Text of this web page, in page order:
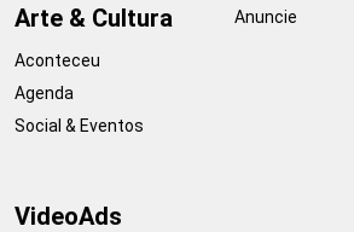
Arte & Cultura
Aconteceu
Agenda
Social & Eventos
Anuncie
VideoAds